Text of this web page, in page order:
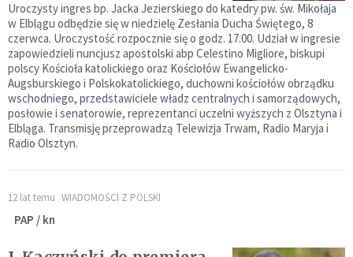
Uroczysty ingres bp. Jacka Jezierskiego do katedry pw. św. Mikołaja
w Elblągu odbędzie się w niedzielę Zesłania Ducha Świętego, 8
czerwca. Uroczystość rozpocznie się o godz. 17.00. Udział w ingresie
zapowiedzieli nuncjusz apostolski abp Celestino Migliore, biskupi
polscy Kościoła katolickiego oraz Kościołów Ewangelicko-
Augsburskiego i Polskokatolickiego, duchowni kościołów obrządku
wschodniego, przedstawiciele władz centralnych i samorządowych,
posłowie i senatorowie, reprezentanci uczelni wyższych z Olsztyna i
Elbląga. Transmisję przeprowadzą Telewizja Trwam, Radio Maryja i
Radio Olsztyn.
12 lat temu WIADOMOŚCI Z POLSKI
PAP / kn